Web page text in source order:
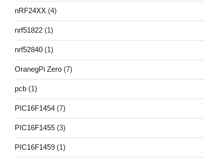
nRF24XX (4)
nrf51822 (1)
nrf52840 (1)
OranegPi Zero (7)
pcb (1)
PIC16F1454 (7)
PIC16F1455 (3)
PIC16F1459 (1)